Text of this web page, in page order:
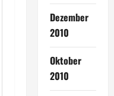
Dezember
2010
Oktober
2010